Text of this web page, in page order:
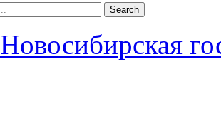
Новосибирская